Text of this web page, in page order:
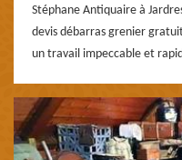
Stéphane Antiquaire à
devis débarras grenier
un travail impeccable et